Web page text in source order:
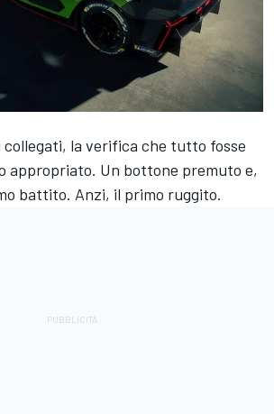
collegati, la verifica che tutto fosse
appropriato. Un bottone premuto e,
battito. Anzi, il primo ruggito.